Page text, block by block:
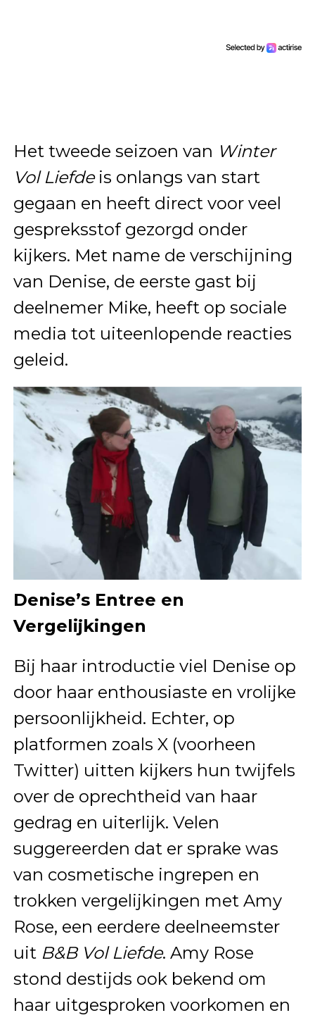
Het tweede seizoen van Winter
Vol Liefdeis onlangs van start
gegaan en heeft direct voor veel
gespreksstof gezorgd onder
kijkers. Met name de verschijning
van Denise, de eerste gast bij
deelnemer Mike, heeft op sociale
media tot uiteenlopende reacties
geleid.
Denise’s Entree en
Vergelijkingen
Bij haar introductie viel Denise op
door haar enthousiaste en vrolijke
persoonlijkheid. Echter, op
platformen zoals X (voorheen
Twitter) uitten kijkers hun twijfels
over de oprechtheid van haar
gedrag en uiterlijk. Velen
suggereerden dat er sprake was
van cosmetische ingrepen en
trokken vergelijkingen met Amy
Rose, een eerdere deelneemster
uit B&B Vol Liefde. Amy Rose
stond destijds ook bekend om
haar uitgesproken voorkomen en